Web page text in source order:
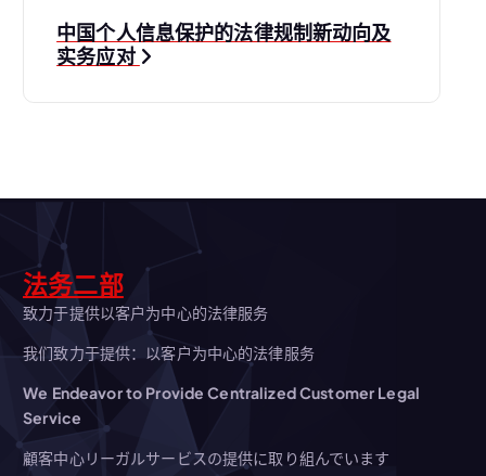
导
航
中国个人信息保护的法律规制新动向及
实务应对
法务二部
致力于提供以客户为中心的法律服务
我们致力于提供：以客户为中心的法律服务
We Endeavor to Provide Centralized Customer Legal
Service
顧客中心リーガルサービスの提供に取り組んでいます